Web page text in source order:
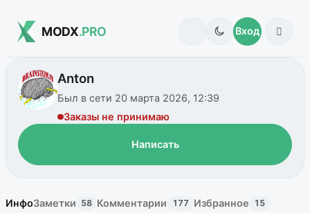
MODX.PRO Вход
Anton
Был в сети 20 марта 2026, 12:39
Заказы не принимаю
Написать
ИнфоЗаметки 58 Комментарии 177 Избранное 15